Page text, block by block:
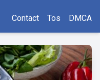
Contact Tos DMCA